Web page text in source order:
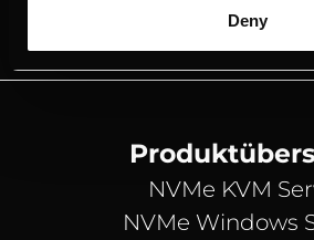
Deny
NVMe KVM
NVMe Windows